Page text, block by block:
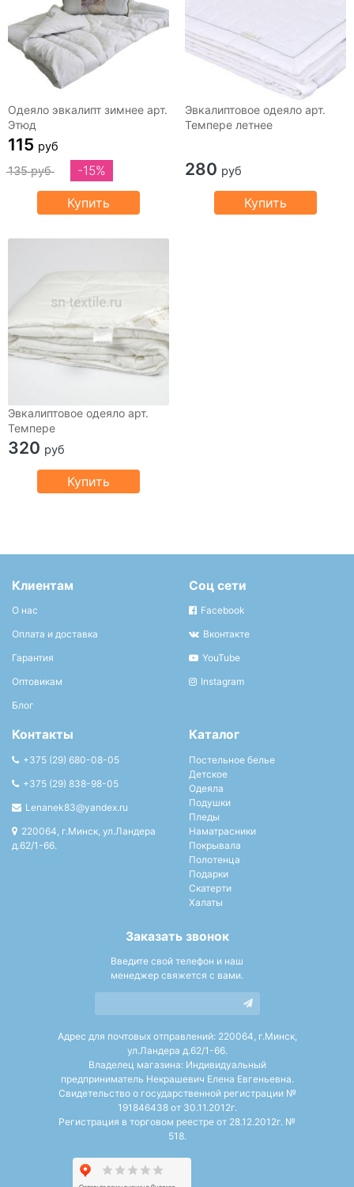
Одеяло эвкалипт зимнее арт.
Этюд
115 руб
135 руб
-15%
Купить
Эвкалиптовое одеяло арт.
Темпере летнее
280 руб
Купить
Эвкалиптовое одеяло арт.
Темпере
320 руб
Купить
Клиентам
О нас
Оплата и доставка
Гарантия
Оптовикам
Блог
Соц сети
Facebook
Вконтакте
YouTube
Instagram
Контакты
+375 (29) 680-08-05
+375 (29) 838-98-05
Lenanek83@yandex.ru
220064, г.Минск, ул.Ландера
д.62/1-66.
Каталог
Постельное белье
Детское
Одеяла
Подушки
Пледы
Наматрасники
Покрывала
Полотенца
Подарки
Скатерти
Халаты
Заказать звонок
Введите свой телефон и наш
менеджер свяжется с вами.
Адрес для почтовых отправлений: 220064, г.Минск,
ул.Ландера д.62/1-66.
Владелец магазина: Индивидуальный
предприниматель Некрашевич Елена Евгеньевна.
Свидетельство о государственной регистрации №
191846438 от 30.11.2012г.
Регистрация в торговом реестре от 28.12.2012г. №
518.